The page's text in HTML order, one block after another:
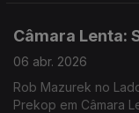
Câmara Lenta:
06 abr. 2026
Rob Mazurek no
Prekop em Câmara